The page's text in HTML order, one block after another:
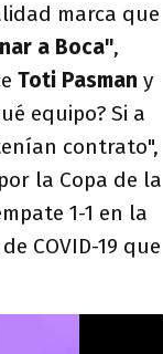
marca que
a Boca",
Toti Pasman y
equipo? Si a
contrato",
la Copa de la
1-1 en la
COVID-19 que